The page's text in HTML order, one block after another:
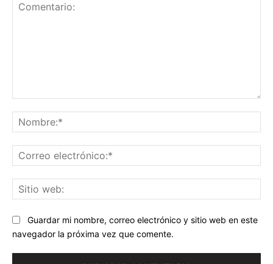
Guardar mi nombre, correo electrónico y sitio web en este
navegador la próxima vez que comente.